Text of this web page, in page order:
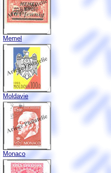
Memel
Moldavie
Monaco